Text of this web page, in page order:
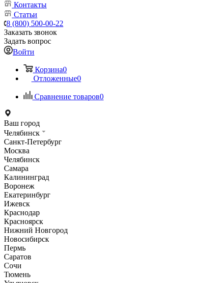
Контакты
Статьи
8 (800) 500-00-22
Заказать звонок
Задать вопрос
Войти
Корзина0
Отложенные0
Сравнение товаров0
Ваш город
Челябинск
Санкт-Петербург
Москва
Челябинск
Самара
Калининград
Воронеж
Екатеринбург
Ижевск
Краснодар
Красноярск
Нижний Новгород
Новосибирск
Пермь
Саратов
Сочи
Тюмень